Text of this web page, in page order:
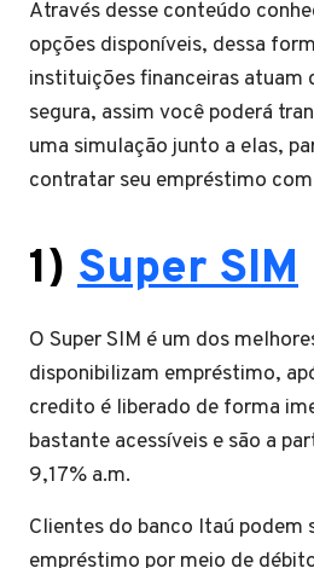
Através desse conteúdo
opções disponíveis, dessa
instituições financeiras atuam
segura, assim você poderá
uma simulação junto a elas,
contratar seu empréstimo
1) Super SIM
O Super SIM é um dos
disponibilizam empréstimo,
credito é liberado de forma
bastante acessíveis e são a
9,17% a.m.
Clientes do banco Itaú podem
empréstimo por meio de